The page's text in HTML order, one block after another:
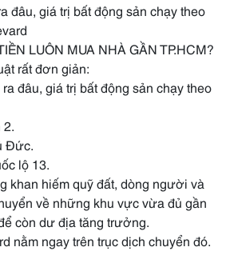
đâu, giá trị bất động sản chạy theo
LUÔN MUA NHÀ GẦN TP.HCM?
rất đơn giản:
đâu, giá trị bất động sản chạy theo
Đức.
lộ 13.
khan hiếm quỹ đất, dòng người và
về những khu vực vừa đủ gần
còn dư địa tăng trưởng.
nằm ngay trên trục dịch chuyển đó.